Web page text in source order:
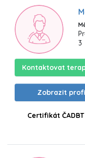
3
Kontaktovat
Zobrazit
Certifikát ČADBT